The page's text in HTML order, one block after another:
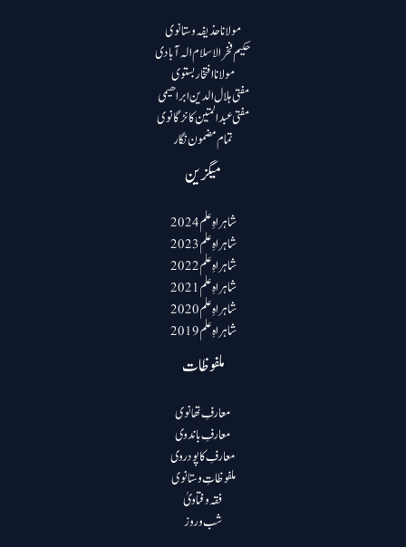
مولانا حذیفہ وستانوی
حکیم فخرالاسلام الہ آبادی
مولانا افتخار بستوی
مفتی ہلال الدین ابراھیمی
مفتی عبد المتین کانڑگانوی
تمام مضمون نگار
میگزین
شاہراہِ علم 2024
شاہراہِ علم 2023
شاہراہِ علم 2022
شاہراہِ علم 2021
شاہراہِ علم 2020
شاہراہِ علم 2019
ملفوظات
معارفِ تھانوی
معارفِ باندوی
معارفِ کاپودروی
ملفوظاتِ وستانوی
فقہ و فتاویٰ
شب و روز